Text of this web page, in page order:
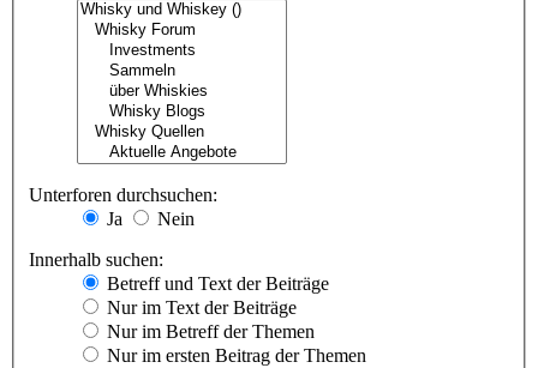
Unterforen durchsuchen:
Ja
Nein
Innerhalb suchen:
Betreff und Text der Beiträge
Nur im Text der Beiträge
Nur im Betreff der Themen
Nur im ersten Beitrag der Themen